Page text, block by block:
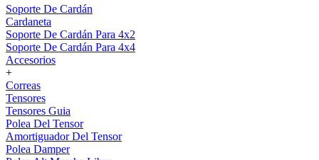
Soporte De Cardán
Cardaneta
Soporte De Cardán Para 4x2
Soporte De Cardán Para 4x4
Accesorios
+
Correas
Tensores
Tensores Guia
Polea Del Tensor
Amortiguador Del Tensor
Polea Damper